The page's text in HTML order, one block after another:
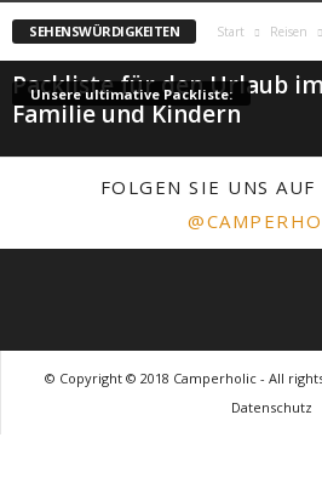
SEHENSWÜRDIGKEITEN Start Reisen
Unsere ultimative Packliste:
Packliste für den Urlaub
Familie und Kindern
FOLGEN SIE UNS AUF
© Copyright © 2018 Camperholic - All
Datenschutz